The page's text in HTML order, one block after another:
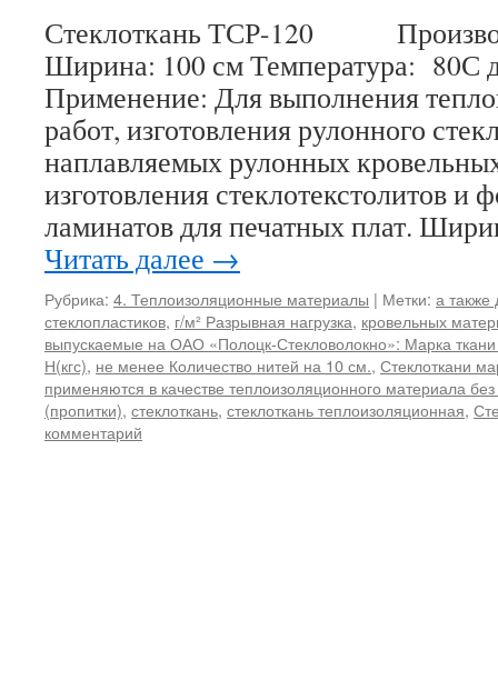
Стеклоткань ТСР-120
Ширина: 100 см Температура: 80С
Применение: Для выполнения
работ, изготовления рулонного
наплавляемых рулонных
изготовления стеклотекстолитов и
ламинатов для печатных плат.
Читать далее →
Рубрика: 4. Теплоизоляционные материалы | Метки: а также
стеклопластиков, г/м² Разрывная нагрузка, кровельных
выпускаемые на ОАО «Полоцк-Стекловолокно»: Марка
Н(кгс), не менее Количество нитей на 10 см., Стеклоткани
применяются в качестве теплоизоляционного материала
(пропитки), стеклоткань, стеклоткань теплоизоляционная,
комментарий